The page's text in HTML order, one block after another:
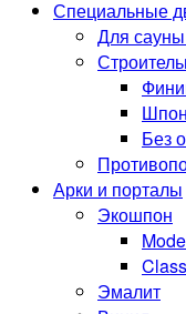
Специальные
Для
Шпон
Без
Арки и порталы
Экошпон
Эмалит